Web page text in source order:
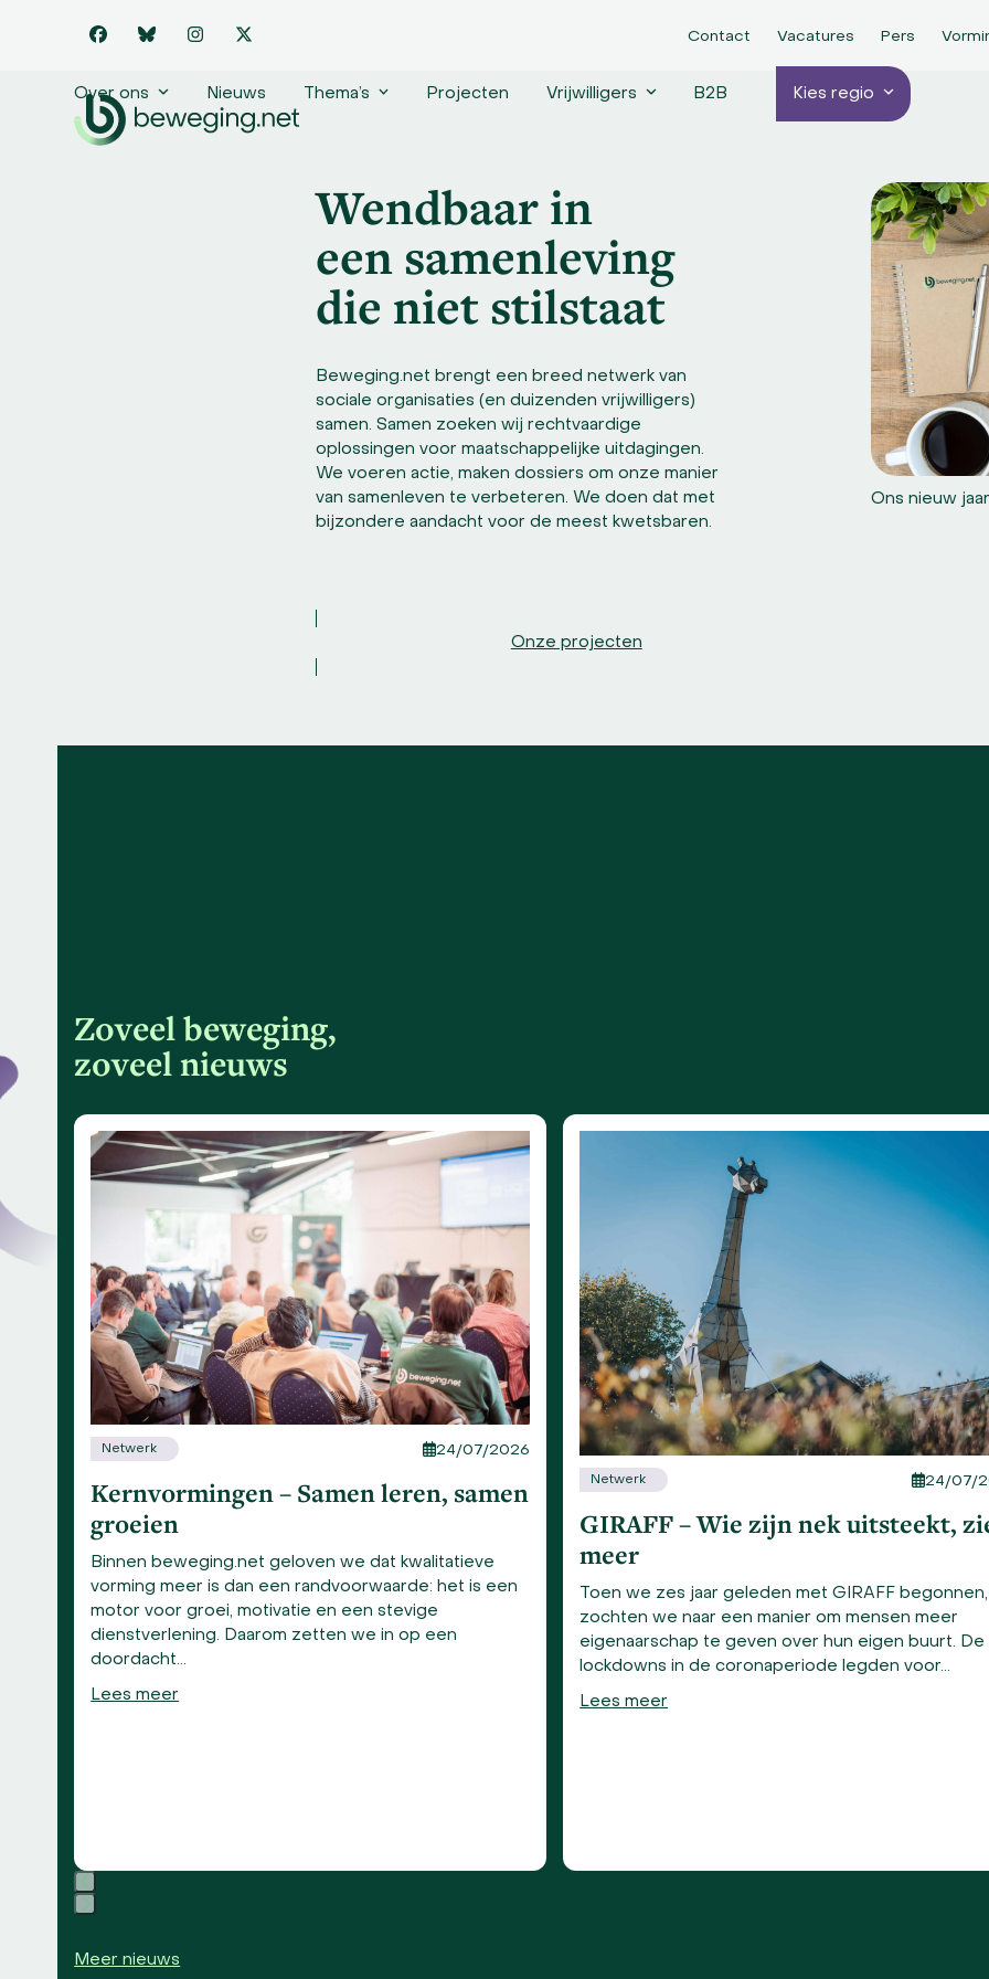
FacebookBlueskyInstagram
Twitter Contact Vacatures Pers
Over ons Nieuws Thema’s Projecten Vrijwilligers B2B Kies regio
Wendbaar in
een samenleving
die niet stilstaat
Beweging.net brengt een breed netwerk van
sociale organisaties (en duizenden vrijwilligers)
samen. Samen zoeken wij rechtvaardige
oplossingen voor maatschappelijke uitdagingen.
We voeren actie, maken dossiers om onze manier
van samenleven te verbeteren. We doen dat met
bijzondere aandacht voor de meest kwetsbaren.
Onze projecten
Ons nieuw
Zoveel beweging,
zoveel nieuws
Use
the
left
keys
to
access
the
carousel
navigation
buttons
Netwerk 24/07/2026
Kernvormingen – Samen leren, samen
groeien
Binnen beweging.net geloven we dat kwalitatieve
vorming meer is dan een randvoorwaarde: het is een
motor voor groei, motivatie en een stevige
dienstverlening. Daarom zetten we in op een
doordacht…
Lees meer
Netwerk 24/07/
GIRAFF – Wie zijn nek uitsteekt,
meer
Toen we zes jaar geleden met GIRAFF begonnen,
zochten we naar een manier om mensen meer
eigenaarschap te geven over hun eigen buurt. De
lockdowns in de coronaperiode legden voor…
Lees meer
escape
Meer nieuws